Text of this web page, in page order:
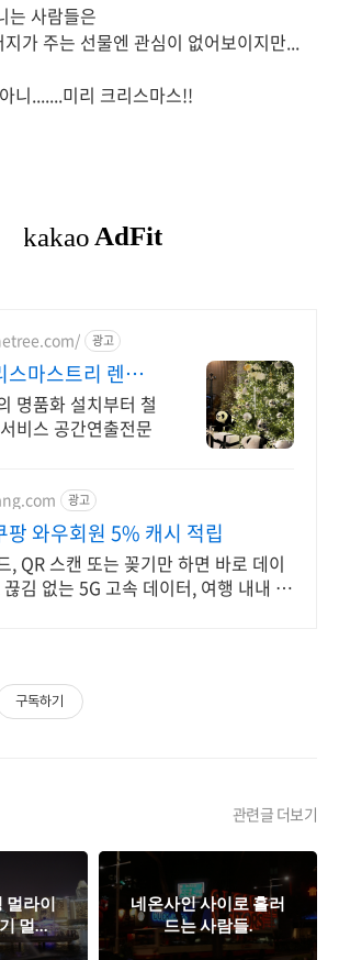
는 사람들은
가 주는 선물엔 관심이 없어보이지만...
니.......미리 크리스마스!!
광고
스마스트리 렌탈
티 트리
명품화 설치부터 철
비스 공간연출전문
광고
팡 와우회원 5% 캐시 적립
, QR 스캔 또는 꽂기만 하면 바로 데이
김 없는 5G 고속 데이터, 여행 내내 지
구독하기
관련글 더보기
멀라이
멀라
네온사인 사이로 흘러
드는 사람들.